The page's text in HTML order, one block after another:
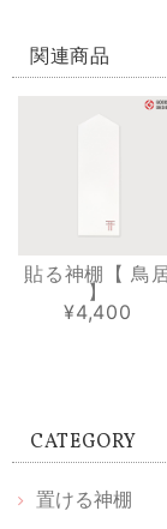
とても可愛いデザ
商品のデザインも
とても素敵です
中のお塩がきちん
関連商品
貼る神棚【 鳥
】
¥4,400
CATEGORY
置ける神棚